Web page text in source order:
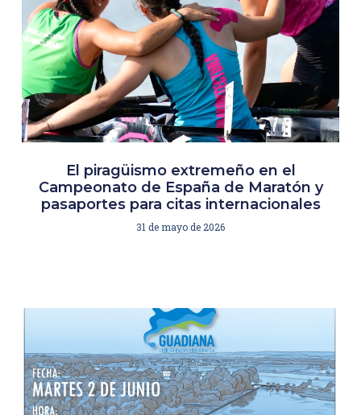
El piragüismo extremeño en el
Campeonato de España de Maratón y
pasaportes para citas internacionales
31 de mayo de 2026